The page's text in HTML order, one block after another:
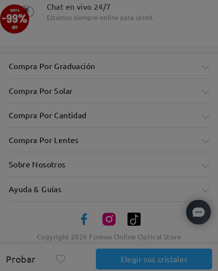
Detalles
Montura con forma inspirada en las alas de una mariposa
Probar Elegir sus cristales
Chat en vivo 24/7
Estamos siempre online para usted.
Compra Por Graduación
Compra Por Solar
Compra Por Cantidad
Compra Por Lentes
Sobre Nosotros
Ayuda & Guías
Copyright 2026 Firmoo Online Optical Store
×